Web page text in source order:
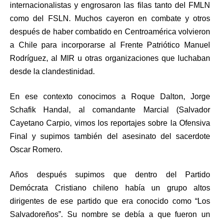
internacionalistas y engrosaron las filas tanto del FMLN
como del FSLN. Muchos cayeron en combate y otros
después de haber combatido en Centroamérica volvieron
a Chile para incorporarse al Frente Patriótico Manuel
Rodríguez, al MIR u otras organizaciones que luchaban
desde la clandestinidad.
En ese contexto conocimos a Roque Dalton, Jorge
Schafik Handal, al comandante Marcial (Salvador
Cayetano Carpio, vimos los reportajes sobre la Ofensiva
Final y supimos también del asesinato del sacerdote
Oscar Romero.
Años después supimos que dentro del Partido
Demócrata Cristiano chileno había un grupo altos
dirigentes de ese partido que era conocido como “Los
Salvadoreños”. Su nombre se debía a que fueron un